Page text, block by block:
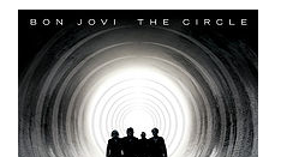
Интересное
Исполнители
Новости музыки